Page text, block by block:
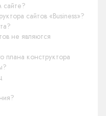
сайте?
сайтов «Business»?
не являются
плана конструктора